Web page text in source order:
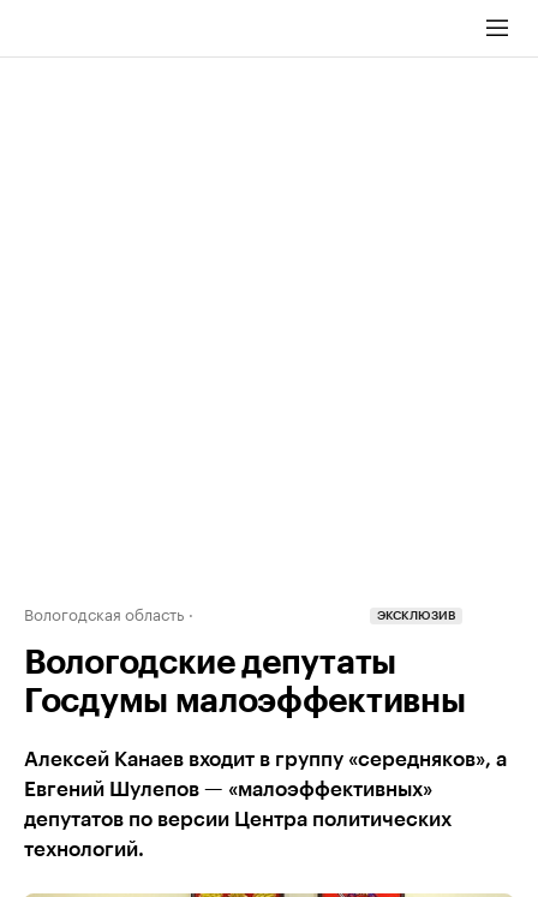
Вологодская область ЭКСКЛЮЗИВ
Вологодские депутаты
Госдумы малоэффективны
Алексей Канаев входит в группу «середняков», а
Евгений Шулепов — «малоэффективных»
депутатов по версии Центра политических
технологий.